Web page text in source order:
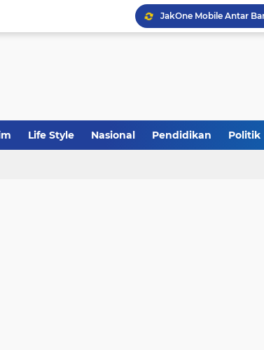
JakOne Mobile Antar
Calon Ketum PBNU,
Life Style Nasional Pendidikan Politik